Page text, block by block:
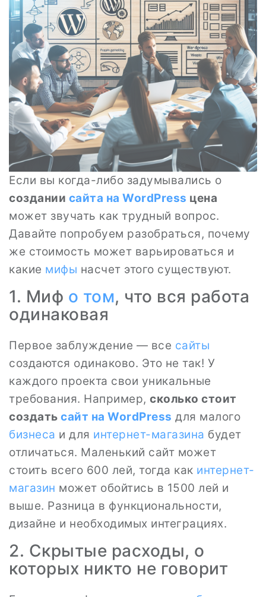
Если вы когда-либо задумывались о
создании сайта на WordPress цена
может звучать как трудный вопрос.
Давайте попробуем разобраться, почему
же стоимость может варьироваться и
какие мифы насчет этого существуют.
1. Миф о том, что вся работа
одинаковая
Первое заблуждение — все сайты
создаются одинаково. Это не так! У
каждого проекта свои уникальные
требования. Например, сколько стоит
создать сайт на WordPress для малого
бизнеса и для интернет-магазина будет
отличаться. Маленький сайт может
стоить всего 600 лей, тогда как интернет-
магазин может обойтись в 1500 лей и
выше. Разница в функциональности,
дизайне и необходимых интеграциях.
2. Скрытые расходы, о
которых никто не говорит